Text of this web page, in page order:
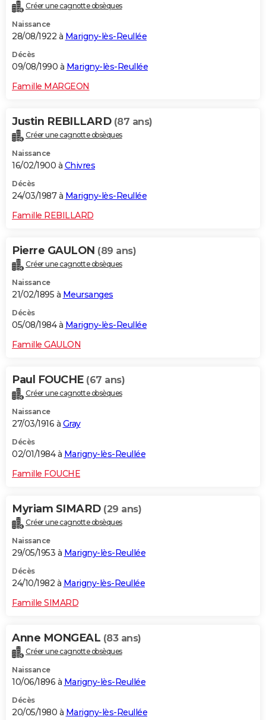
Créer une cagnotte obsèques
Naissance
28/08/1922 à Marigny-lès-Reullée
Décès
09/08/1990 à Marigny-lès-Reullée
Famille MARGEON
Justin REBILLARD (87 ans)
Créer une cagnotte obsèques
Naissance
16/02/1900 à Chivres
Décès
24/03/1987 à Marigny-lès-Reullée
Famille REBILLARD
Pierre GAULON (89 ans)
Créer une cagnotte obsèques
Naissance
21/02/1895 à Meursanges
Décès
05/08/1984 à Marigny-lès-Reullée
Famille GAULON
Paul FOUCHE (67 ans)
Créer une cagnotte obsèques
Naissance
27/03/1916 à Gray
Décès
02/01/1984 à Marigny-lès-Reullée
Famille FOUCHE
Myriam SIMARD (29 ans)
Créer une cagnotte obsèques
Naissance
29/05/1953 à Marigny-lès-Reullée
Décès
24/10/1982 à Marigny-lès-Reullée
Famille SIMARD
Anne MONGEAL (83 ans)
Créer une cagnotte obsèques
Naissance
10/06/1896 à Marigny-lès-Reullée
Décès
20/05/1980 à Marigny-lès-Reullée